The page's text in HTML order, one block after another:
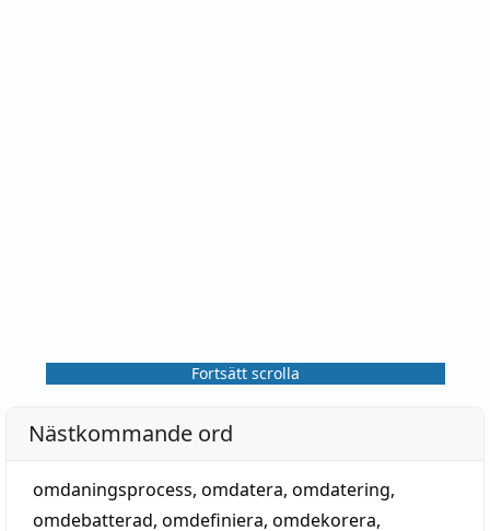
Fortsätt scrolla
Nästkommande ord
omdaningsprocess, omdatera, omdatering,
omdebatterad, omdefiniera, omdekorera,